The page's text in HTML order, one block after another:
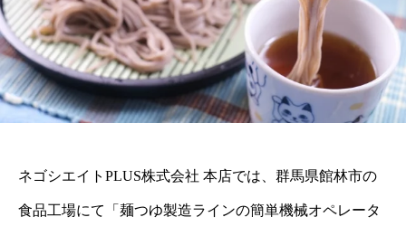
ネゴシエイトPLUS株式会社 本店では、群馬県館林市の
食品工場にて「麺つゆ製造ラインの簡単機械オペレータ